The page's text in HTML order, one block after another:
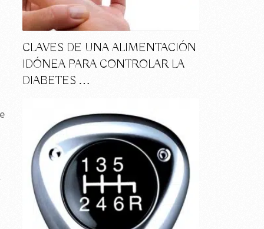
CLAVES DE UNA ALIMENTACIÓN
IDÓNEA PARA CONTROLAR LA
DIABETES …